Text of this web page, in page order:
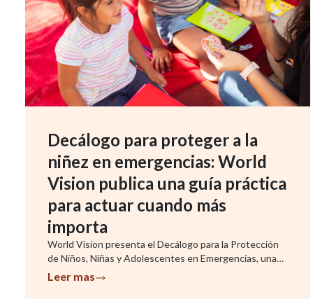
Decálogo para proteger a la
niñez en emergencias: World
Vision publica una guía práctica
para actuar cuando más
importa
World Vision presenta el Decálogo para la Protección
de Niños, Niñas y Adolescentes en Emergencias, una
herramienta que ...
Leer mas